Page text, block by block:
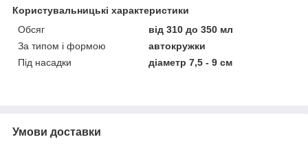
Користувальницькі характеристики
Обсяг
від 310 до 350 мл
За типом і формою
автокружки
Під насадки
діаметр 7,5 - 9 см
Умови доставки